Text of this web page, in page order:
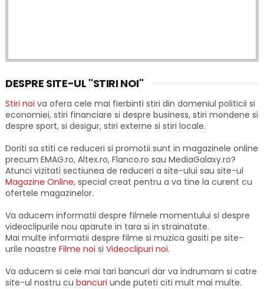
DESPRE SITE-UL "STIRI NOI"
Stiri noi va ofera cele mai fierbinti stiri din domeniul politicii si
economiei, stiri financiare si despre business, stiri mondene si
despre sport, si desigur, stiri externe si stiri locale.
Doriti sa stiti ce reduceri si promotii sunt in magazinele online
precum EMAG.ro, Altex.ro, Flanco.ro sau MediaGalaxy.ro?
Atunci vizitati sectiunea de reduceri a site-ului sau site-ul
Magazine Online, special creat pentru a va tine la curent cu
ofertele magazinelor.
Va aducem informatii despre filmele momentului si despre
videoclipurile nou aparute in tara si in strainatate.
Mai multe informatii despre filme si muzica gasiti pe site-
urile noastre Filme noi si Videoclipuri noi.
Va aducem si cele mai tari bancuri dar va indrumam si catre
site-ul nostru cu bancuri unde puteti citi mult mai multe.